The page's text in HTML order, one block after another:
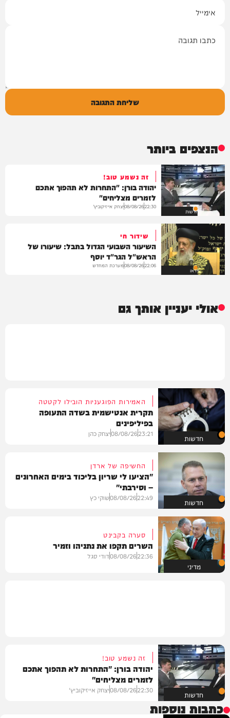
שליחת התגובה
הנצפים ביותר
חדשות
זה נשמע טוב!
יהודה בורן: "התחרות לא תהפוך אתכם
לזמרים מצליחים"
22:30
08/08/26יצחק אייזיקוביץ'
וידאו
שידור חי
השיעור השבועי הגדול בתבל: שיעורו של
הראש"ל הגר"ד יוסף
22:06
08/08/26מערכת המחדש
אולי יעניין אותך גם
חדשות
האמירות הפוגעניות הובילו לקטטה
תקרית אנטישמית בשדה התעופה
בפיליפינים
23:21
08/08/26יצחק כהן
חדשות
החשיפה של ארדן
"הציעו לי שריון בליכוד בימים האחרונים
– וסירבתי"
22:49
08/08/26שוקי כץ
מדיני
סערה בקבינט
השרים תקפו את נתניהו וזמיר
22:36
08/08/26דודי סגל
חדשות
זה נשמע טוב!
יהודה בורן: "התחרות לא תהפוך אתכם
לזמרים מצליחים"
22:30
08/08/26יצחק אייזיקוביץ'
כתבות נוספות